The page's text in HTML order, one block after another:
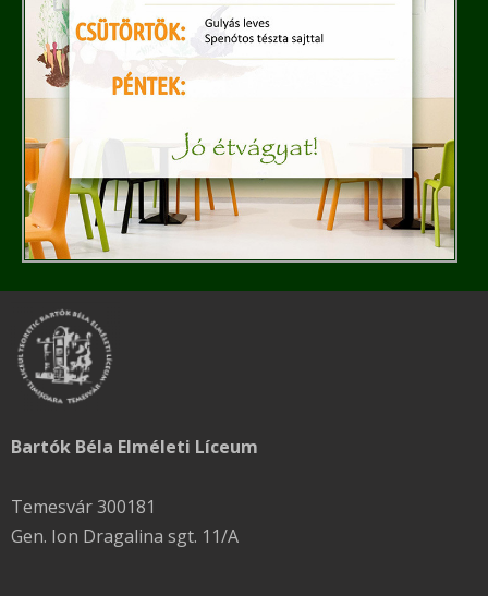
Bartók Béla Elméleti Líceum
Temesvár 300181
Gen. Ion Dragalina sgt. 11/A